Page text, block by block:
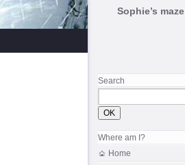
Sophie’s maze
Search
Where am I?
Home